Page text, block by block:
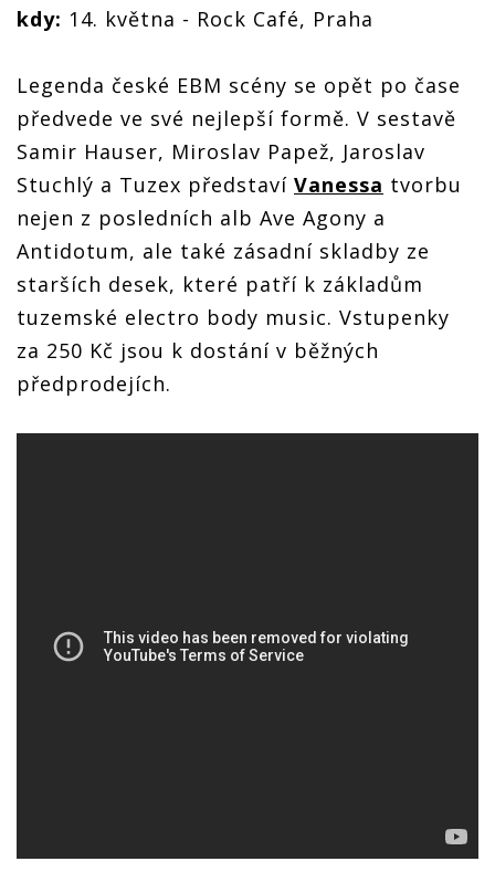
kdy: 14. května - Rock Café, Praha
Legenda české EBM scény se opět po čase
předvede ve své nejlepší formě. V sestavě
Samir Hauser, Miroslav Papež, Jaroslav
Stuchlý a Tuzex představí Vanessa tvorbu
nejen z posledních alb Ave Agony a
Antidotum, ale také zásadní skladby ze
starších desek, které patří k základům
tuzemské electro body music. Vstupenky
za 250 Kč jsou k dostání v běžných
předprodejích.